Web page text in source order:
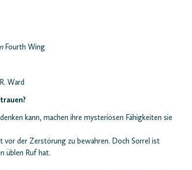
Fourth Wing
Ward
kann, machen ihre mysteriösen Fähigkeiten sie
vor der Zerstörung zu bewahren. Doch Sorrel ist
üblen Ruf hat.